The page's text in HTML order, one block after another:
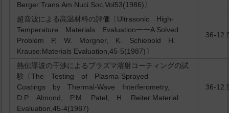
Berger:Trans.Am.Nuci.Soc,Vol53(1986)〕
超音波による高温材料の評価〔Ultrasonic High-
Temperature Materials Evaluation一一A Solved
Problem P, W. Morgner, K. Schiebold H.
Krause:Materials Evaluation,45-5(1987)〕
36-
熱伝導波の干渉によるプラズマ溶射コーティングの試
験〔The Testing of Plasma-Sprayed
Coatings by Thermal-Wave Interferometry,
D.P. Almond, P.M. Patel, H. Reiter:Material
Evaluation,45-4(1987)
36-